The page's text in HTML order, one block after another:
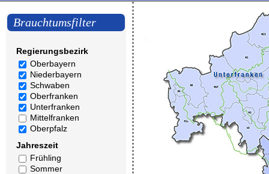
Brauchtumsfilter
Regierungsbezirk
Oberbayern
Niederbayern
Schwaben
Oberfranken
Unterfranken
Mittelfranken
Oberpfalz
Jahreszeit
Frühling
Sommer